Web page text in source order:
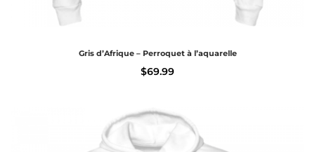
Gris d’Afrique – Perroquet à l’aquarelle
$69.99